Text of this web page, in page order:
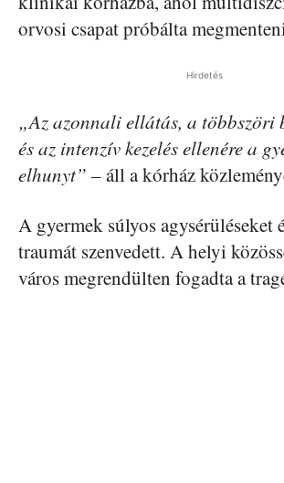
orvosi csapat próbálta
Hirdetés
„Az azonnali ellátás, a többszöri
és az intenzív kezelés ellenére a
elhunyt” – áll a kórház
A gyermek súlyos agysérüléseket
traumát szenvedett. A helyi
város megrendülten fogadta a